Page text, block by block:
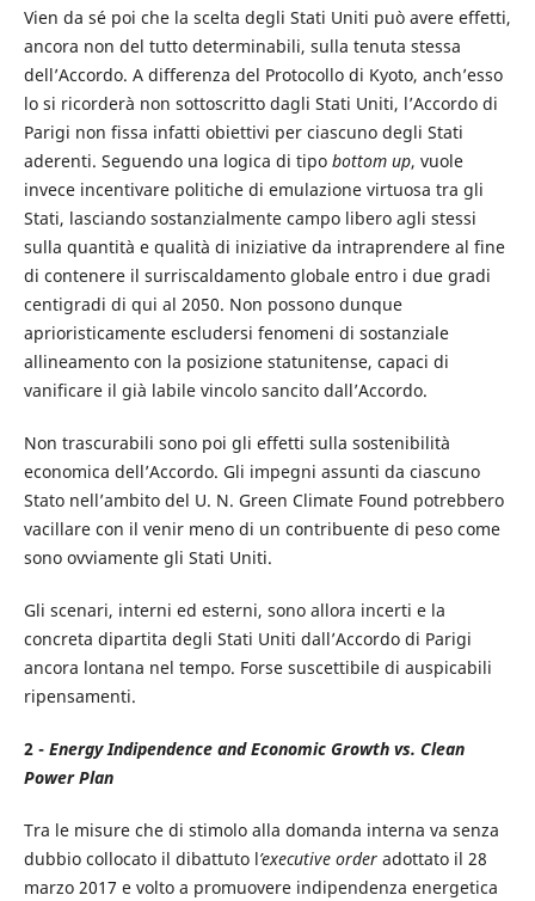
Vien da sé poi che la scelta degli Stati Uniti può avere effetti,
ancora non del tutto determinabili, sulla tenuta stessa
dell’Accordo. A differenza del Protocollo di Kyoto, anch’esso
lo si ricorderà non sottoscritto dagli Stati Uniti, l’Accordo di
Parigi non fissa infatti obiettivi per ciascuno degli Stati
aderenti. Seguendo una logica di tipo bottom up, vuole
invece incentivare politiche di emulazione virtuosa tra gli
Stati, lasciando sostanzialmente campo libero agli stessi
sulla quantità e qualità di iniziative da intraprendere al fine
di contenere il surriscaldamento globale entro i due gradi
centigradi di qui al 2050. Non possono dunque
aprioristicamente escludersi fenomeni di sostanziale
allineamento con la posizione statunitense, capaci di
vanificare il già labile vincolo sancito dall’Accordo.
Non trascurabili sono poi gli effetti sulla sostenibilità
economica dell’Accordo. Gli impegni assunti da ciascuno
Stato nell’ambito del U. N. Green Climate Found potrebbero
vacillare con il venir meno di un contribuente di peso come
sono ovviamente gli Stati Uniti.
Gli scenari, interni ed esterni, sono allora incerti e la
concreta dipartita degli Stati Uniti dall’Accordo di Parigi
ancora lontana nel tempo. Forse suscettibile di auspicabili
ripensamenti.
2 - Energy Indipendence and Economic Growth vs. Clean
Power Plan
Tra le misure che di stimolo alla domanda interna va senza
dubbio collocato il dibattuto l’executive order adottato il 28
marzo 2017 e volto a promuovere indipendenza energetica